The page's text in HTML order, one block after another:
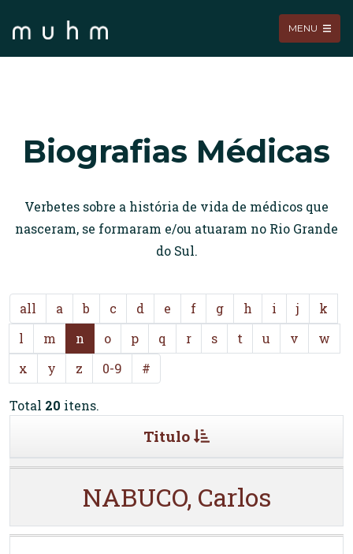
MENU
Biografias Médicas
Verbetes sobre a história de vida de médicos que
nasceram, se formaram e/ou atuaram no Rio Grande
do Sul.
all a b c d e f g h i j
k
l
m n o p q r s t u v
w
x
y z 0-9 #
Total 20 itens.
Titulo
NABUCO, Carlos